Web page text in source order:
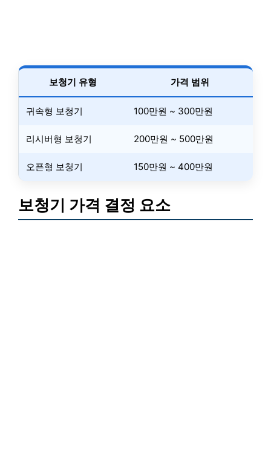
보청기 유형 가격 범위
귀속형 보청기 100만원 ~ 300만원
리시버형 보청기 200만원 ~ 500만원
오픈형 보청기 150만원 ~ 400만원
보청기 가격 결정 요소